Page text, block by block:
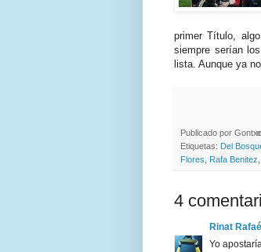
primer Título,
siempre serían
lista. Aunque ya
Publicado por
Etiquetas: Del
Flores
Rafa Benitez
4
Rinat Rafaé
Yo